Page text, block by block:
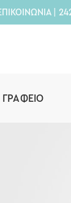
|
ΓΡΑΦΕΊΟ